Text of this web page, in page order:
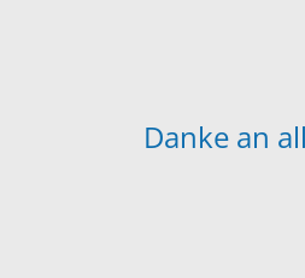
Danke an